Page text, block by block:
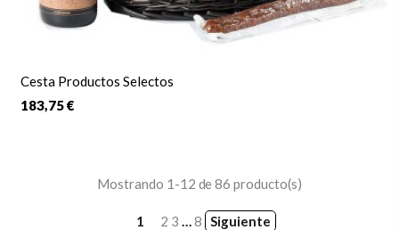
Cesta Productos Selectos
183,75 €
Mostrando 1-12 de 86 producto(s)
1 2 3 …8 Siguiente